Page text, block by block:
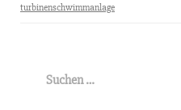
turbinenschwimmanlage
nach: